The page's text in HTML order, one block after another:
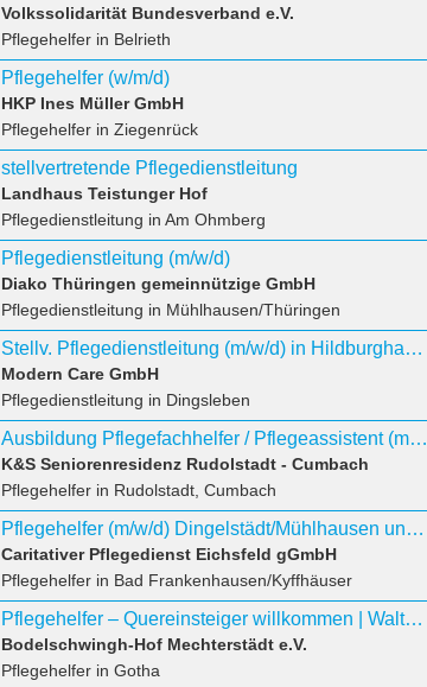
Volkssolidarität Bundesverband e.V.
Pflegehelferin Belrieth
Pflegehelfer (w/m/d)
HKP Ines Müller GmbH
Pflegehelferin Ziegenrück
stellvertretende Pflegedienstleitung
Landhaus Teistunger Hof
Pflegedienstleitung in Am Ohmberg
Pflegedienstleitung (m/w/d)
Diako Thüringen gemeinnützige GmbH
Pflegedienstleitung in Mühlhausen/Thüringen
Stellv. Pflegedienstleitung (m/w/d) in Hildburghausen
Modern Care GmbH
Pflegedienstleitung in Dingsleben
Ausbildung Pflegefachhelfer / Pflegeassistent (m/w/d) Start 2027
K&S Seniorenresidenz Rudolstadt - Cumbach
Pflegehelferin Rudolstadt, Cumbach
Pflegehelfer (m/w/d) Dingelstädt/Mühlhausen und Bad Frankenhausen
Caritativer Pflegedienst Eichsfeld gGmbH
Pflegehelferin Bad Frankenhausen/Kyffhäuser
Pflegehelfer – Quereinsteiger willkommen | Waltershausen (m/w/d)
Bodelschwingh-Hof Mechterstädt e.V.
Pflegehelferin Gotha